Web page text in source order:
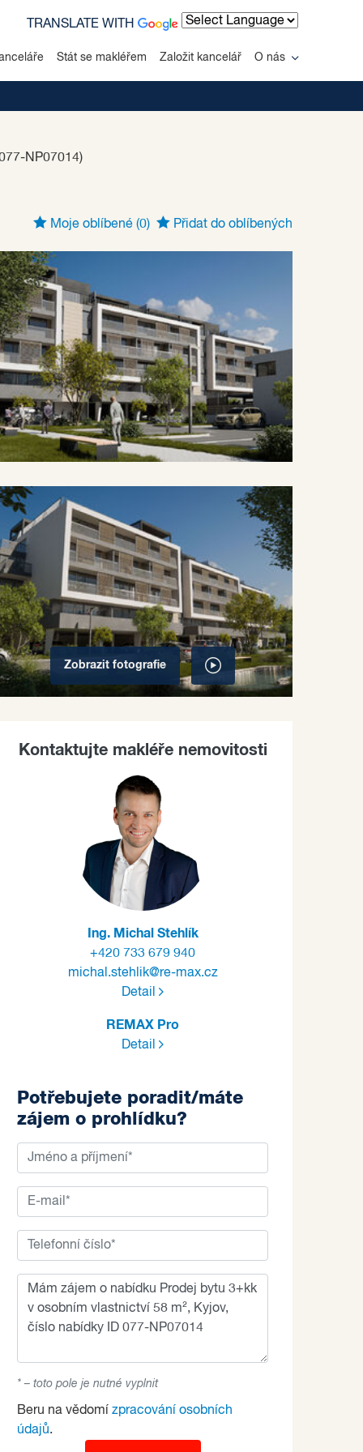
Stát se makléřem Založit kancelář O nás
TRANSLATE WITH
NP07014)
Moje oblíbené (0) Přidat do oblíbených
Zobrazit fotografie
Kontaktujte makléře nemovitosti
Ing. Michal Stehlík
+420 733 679 940
michal.stehlik@re-max.cz
Detail
REMAX Pro
Detail
Potřebujete poradit/máte
zájem o prohlídku?
* – toto pole je nutné vyplnit
Beru na vědomí zpracování osobních
údajů.